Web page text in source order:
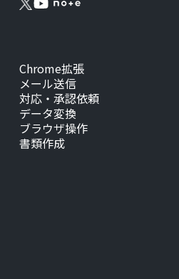
Chrome拡張
メール送信
対応・承認依頼
データ変換
ブラウザ操作
書類作成